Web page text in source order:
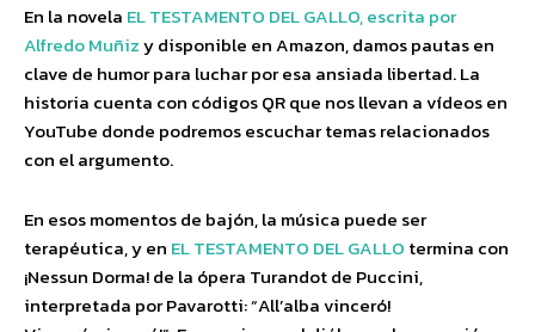
En la novela EL TESTAMENTO DEL GALLO, escrita por
Alfredo Muñizy disponible en Amazon, damos pautas en
clave de humor para luchar por esa ansiada libertad. La
historia cuenta con códigos QR que nos llevan a vídeos en
YouTube donde podremos escuchar temas relacionados
con el argumento.
En esos momentos de bajón, la música puede ser
terapéutica, y en EL TESTAMENTO DEL GALLO termina con
¡Nessun Dorma! de la ópera Turandot de Puccini,
interpretada por Pavarotti: “All’alba vinceró!